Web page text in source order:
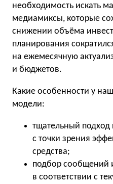
необходимость искать
медиамиксы, которые
снижении объёма
планирования
на ежемесячную
и бюджетов.
Какие особенности у
модели:
тщательный
с точки зрения
средства;
подбор сообщений
в соответствии с